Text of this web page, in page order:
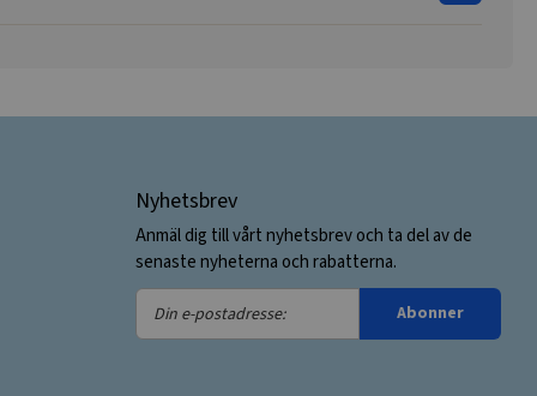
Nyhetsbrev
Anmäl dig till vårt nyhetsbrev och ta del av de
senaste nyheterna och rabatterna.
Din
e-
Abonner